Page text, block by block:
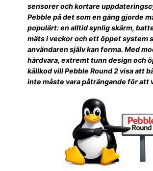
sensorer och kortare
Pebble på det som en gång gjorde
populärt: en alltid synlig skärm,
mäts i veckor och ett öppet system
användaren själv kan forma. Med
hårdvara, extremt tunn design och
källkod vill Pebble Round 2 visa att
inte måste vara påträngande för att